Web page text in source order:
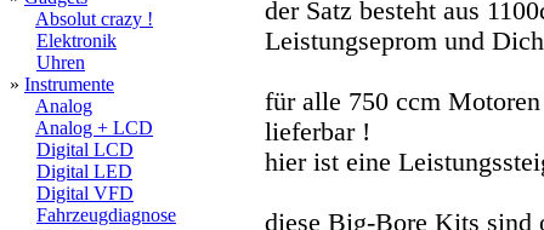
Absolut crazy !
Elektronik
Uhren
» Instrumente
Analog
Analog + LCD
Digital LCD
Digital LED
Digital VFD
Fahrzeugdiagnose
der Satz besteht aus
Leistungseprom und
für alle 750 ccm
lieferbar !
hier ist eine
diese Big-Bore Kits